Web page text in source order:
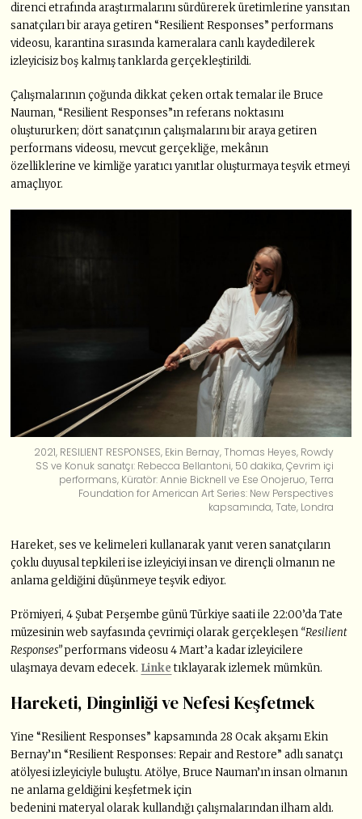
direnci etrafında araştırmalarını sürdürerek üretimlerine yansıtan
sanatçıları bir araya getiren “Resilient Responses” performans
videosu, karantina sırasında kameralara canlı kaydedilerek
izleyicisiz boş kalmış tanklarda gerçekleştirildi.
Çalışmalarının çoğunda dikkat çeken ortak temalar ile Bruce
Nauman, “Resilient Responses”ın referans noktasını
oluştururken; dört sanatçının çalışmalarını bir araya getiren
performans videosu, mevcut gerçekliğe, mekânın
özelliklerine ve kimliğe yaratıcı yanıtlar oluşturmaya teşvik etmeyi
amaçlıyor.
2021, RESILIENT RESPONSES, Ekin Bernay, Thomas Heyes, Rowdy
SS ve Konuk sanatçı: Rebecca Bellantoni, 50 dakika, Çevrim içi
performans, Küratör: Annie Bicknell ve Ese Onojeruo, Terra
Foundation for American Art Series: New Perspectives
kapsamında, Tate, Londra
Hareket, ses ve kelimeleri kullanarak yanıt veren sanatçıların
çoklu duyusal tepkileri ise izleyiciyi insan ve dirençli olmanın ne
anlama geldiğini düşünmeye teşvik ediyor.
Prömiyeri, 4 Şubat Perşembe günü Türkiye saati ile 22:00’da Tate
müzesinin web sayfasında çevrimiçi olarak gerçekleşen “Resilient
Responses”performans videosu 4 Mart’a kadar izleyicilere
ulaşmaya devam edecek. Linke tıklayarak izlemek mümkün.
Hareketi, Dinginliği ve Nefesi Keşfetmek
Yine “Resilient Responses” kapsamında 28 Ocak akşamı Ekin
Bernay’ın “Resilient Responses: Repair and Restore” adlı sanatçı
atölyesi izleyiciyle buluştu. Atölye, Bruce Nauman’ın insan olmanın
ne anlama geldiğini keşfetmek için
bedenini materyal olarak kullandığı çalışmalarından ilham aldı.